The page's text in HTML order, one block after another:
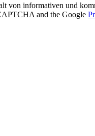
von informativen und
and the Google